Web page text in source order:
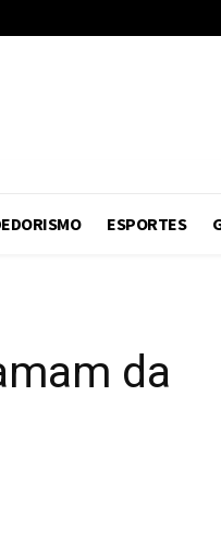
ESPORTES
da